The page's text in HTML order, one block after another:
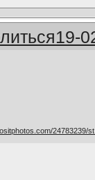
19-
24783239/